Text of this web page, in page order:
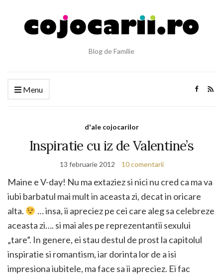
Blog de Familie
Menu
d'ale cojocarilor
Inspiratie cu iz de Valentine’s
13 februarie 2012 10 comentarii
Maine e V-day! Nu ma extaziez si nici nu cred ca ma va
iubi barbatul mai mult in aceasta zi, decat in oricare
alta.
… insa, ii apreciez pe cei care aleg sa celebreze
aceasta zi…. si mai ales pe reprezentantii sexului
„tare”. In genere, ei stau destul de prost la capitolul
inspiratie si romantism, iar dorinta lor de a isi
impresiona iubitele, ma face sa ii apreciez. Ei fac